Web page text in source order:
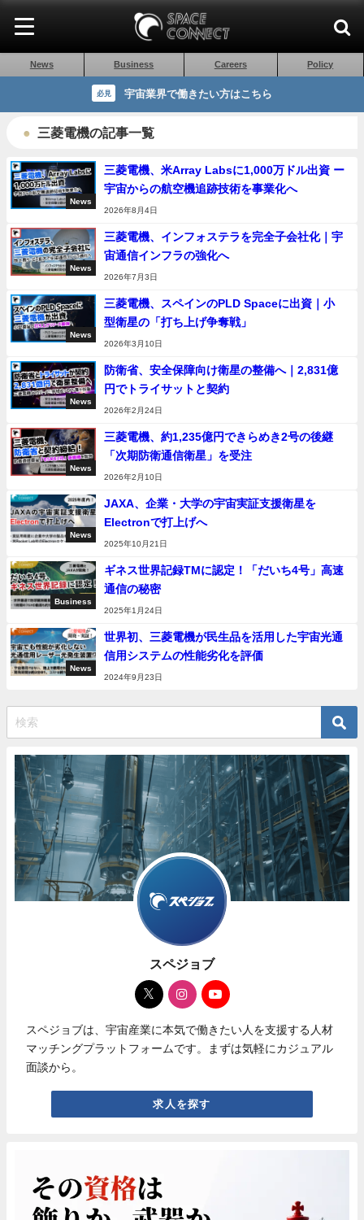
News Business Careers Policy
必見 宇宙業界で働きたい方はこちら
三菱電機の記事一覧
News
三菱電機、米Array Labsに1,000万ドル出資 ー
宇宙からの航空機追跡技術を事業化へ
2026年8月4日
News
三菱電機、インフォステラを完全子会社化｜宇
宙通信インフラの強化へ
2026年7月3日
News
三菱電機、スペインのPLD Spaceに出資｜小
型衛星の「打ち上げ争奪戦」
2026年3月10日
News
防衛省、安全保障向け衛星の整備へ｜2,831億
円でトライサットと契約
2026年2月24日
News
三菱電機、約1,235億円できらめき2号の後継
「次期防衛通信衛星」を受注
2026年2月10日
News
JAXA、企業・大学の宇宙実証支援衛星を
Electronで打上げへ
2025年10月21日
Business
ギネス世界記録TMに認定！「だいち4号」高速
通信の秘密
2025年1月24日
News
世界初、三菱電機が民生品を活用した宇宙光通
信用システムの性能劣化を評価
2024年9月23日
スペジョブ
スペジョブは、宇宙産業に本気で働きたい人を支援する人材
マッチングプラットフォームです。まずは気軽にカジュアル
面談から。
求人を探す